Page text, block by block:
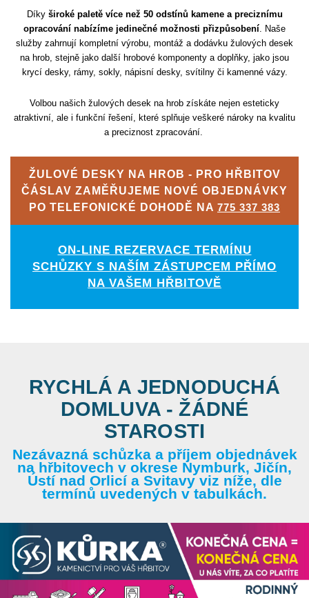
Díky široké paletě více než 50 odstínů kamene a preciznímu
opracování nabízíme jedinečné možnosti přizpůsobení. Naše
služby zahrnují kompletní výrobu, montáž a dodávku žulových desek
na hrob, stejně jako další hrobové komponenty a doplňky, jako jsou
krycí desky, rámy, sokly, nápisní desky, svítilny či kamenné vázy.
Volbou našich žulových desek na hrob získáte nejen esteticky
atraktivní, ale i funkční řešení, které splňuje veškeré nároky na kvalitu
a preciznost zpracování.
ŽULOVÉ DESKY NA HROB - PRO HŘBITOV
ČÁSLAV ZAMĚŘUJEME NOVÉ OBJEDNÁVKY
PO TELEFONICKÉ DOHODĚ NA 775 337 383
ON-LINE REZERVACE TERMÍNU
SCHŮZKY S NAŠÍM ZÁSTUPCEM PŘÍMO
NA VAŠEM HŘBITOVĚ
RYCHLÁ A JEDNODUCHÁ
DOMLUVA - ŽÁDNÉ
STAROSTI
Nezávazná schůzka a příjem objednávek
na hřbitovech v okrese Nymburk, Jičín,
Ústí nad Orlicí a Svitavy viz níže, dle
termínů uvedených v tabulkách.